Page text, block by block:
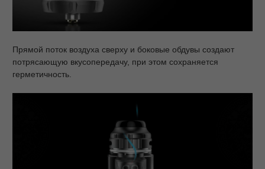
Прямой поток воздуха сверху и боковые обдувы создают
потрясающую вкусопередачу, при этом сохраняется
герметичность.